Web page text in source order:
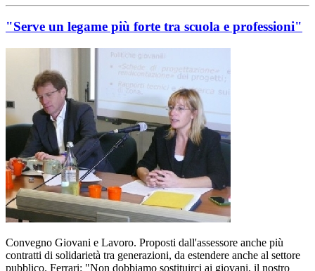
"Serve un legame più forte tra scuola e professioni"
Convegno Giovani e Lavoro. Proposti dall'assessore anche più
contratti di solidarietà tra generazioni, da estendere anche al settore
pubblico. Ferrari: "Non dobbiamo sostituirci ai giovani, il nostro